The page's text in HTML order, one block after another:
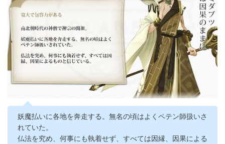
妖魔払いに各地を奔走する。無名の頃はよくペテン師扱いさ
れていた。
仏法を究め、何事にも執着せず、すべては因縁、因果による